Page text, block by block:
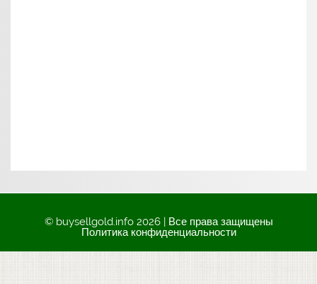
© buysellgold.info 2026 | Все права защищены
Политика конфиденциальности